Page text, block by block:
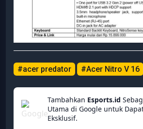
#acer predator #Acer Nitro V 16
Tambahkan Esports.id
Utama di Google untuk
Eksklusif.